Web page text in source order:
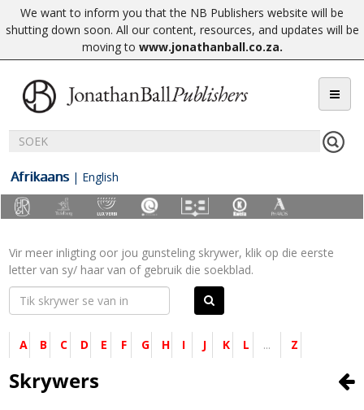
We want to inform you that the NB Publishers website will be
shutting down soon. All our content, resources, and updates will be
moving to www.jonathanball.co.za.
Afrikaans | English
Vir meer inligting oor jou gunsteling skrywer, klik op die eerste
letter van sy/ haar van of gebruik die soekblad.
A B C D E F G H I J K L ... Z
Skrywers